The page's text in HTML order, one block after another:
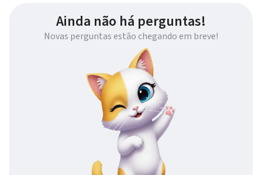
Ainda não há perguntas!
Novas perguntas estão chegando em breve!